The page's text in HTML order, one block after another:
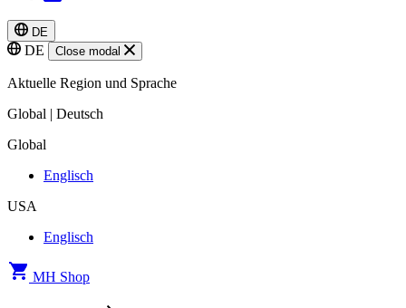
DE
DE Close modal
Aktuelle Region und Sprache
Global | Deutsch
Global
Englisch
USA
Englisch
MH Shop